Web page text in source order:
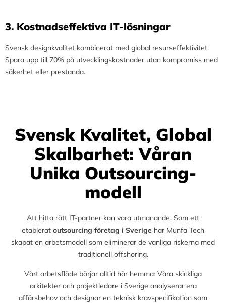
3.⁠ ⁠Kostnadseffektiva IT-lösningar
Svensk designkvalitet kombinerat med global resurseffektivitet.
Spara upp till 70% på utvecklingskostnader utan kompromiss med
säkerhet eller prestanda.
Svensk Kvalitet, Global
Skalbarhet: Våran
Unika Outsourcing-
modell
Att hitta rätt IT-partner kan vara utmanande. Som ett
etablerat outsourcing företag i Sverige har Munfa Tech
skapat en arbetsmodell som eliminerar de vanliga riskerna med
traditionell offshoring.
Vårt arbetsflöde börjar alltid här hemma: Våra skickliga
arkitekter och projektledare i Sverige analyserar era
affärsbehov och designar en teknisk kravspecifikation som